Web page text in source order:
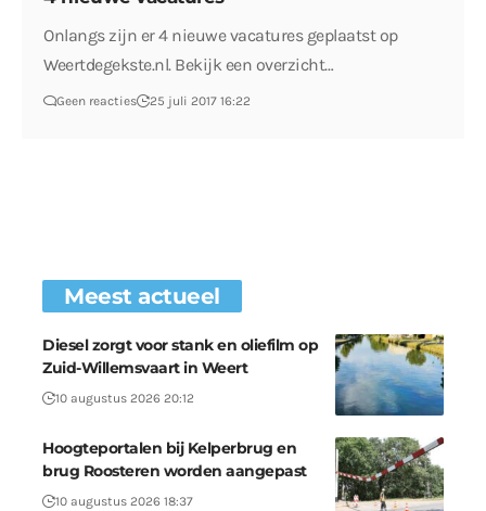
Onlangs zijn er 4 nieuwe vacatures geplaatst op
Weertdegekste.nl. Bekijk een overzicht…
Geen reacties 25 juli 2017 16:22
Meest actueel
Diesel zorgt voor stank en oliefilm op
Zuid-Willemsvaart in Weert
10 augustus 2026 20:12
Hoogteportalen bij Kelperbrug en
brug Roosteren worden aangepast
10 augustus 2026 18:37